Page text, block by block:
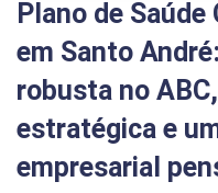
Plano de
em Santo
robusta no
estratégica e
empresarial